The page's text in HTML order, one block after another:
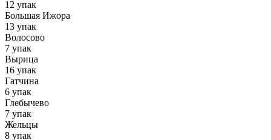
12 упак
Большая Ижора
13 упак
Волосово
7 упак
Вырица
16 упак
Гатчина
6 упак
Глебычево
7 упак
Жельцы
8 упак